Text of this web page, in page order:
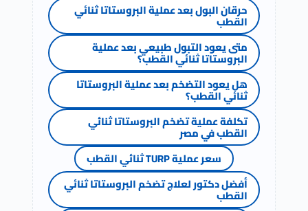
حرقان البول بعد عملية البروستاتا ثنائي
القطب
متى يعود التبول طبيعي بعد عملية
البروستاتا ثنائي القطب؟
هل يعود التضخم بعد عملية البروستاتا
ثنائي القطب؟
تكلفة عملية تضخم البروستاتا ثنائي
القطب في مصر
سعر عملية TURP ثنائي القطب
أفضل دكتور لعلاج تضخم البروستاتا ثنائي
القطب